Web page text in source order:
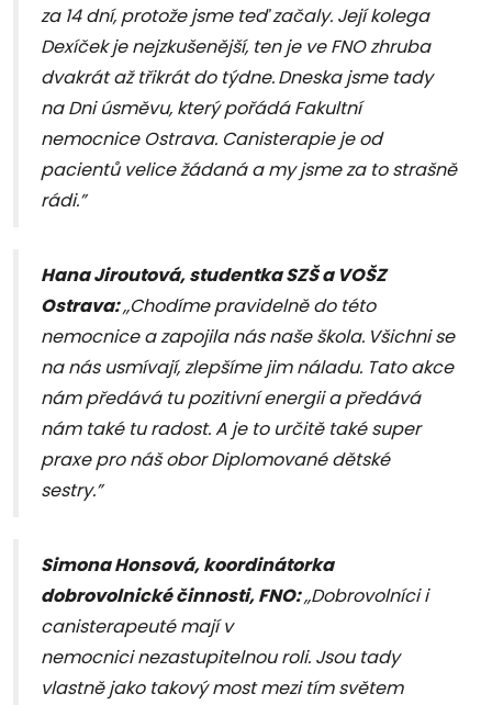
za 14 dní, protože jsme teď začaly. Její kolega
Dexíček je nejzkušenější, ten je ve FNO zhruba
dvakrát až třikrát do týdne.Dneska jsme tady
na Dni úsměvu, který pořádá Fakultní
nemocnice Ostrava. Canisterapie je od
pacientů velice žádanáa my jsme za to strašně
rádi.”
Hana Jiroutová,studentka SZŠ a VOŠZ
Ostrava:,,Chodíme pravidelně do této
nemocnice a zapojila nás naše škola. Všichni se
na nás usmívají, zlepšíme jim náladu. Tato akce
nám předává tu pozitivní energii a předává
nám také tu radost. A je to určitě také super
praxe pro náš obor Diplomované dětské
sestry.”
Simona Honsová, koordinátorka
dobrovolnické činnosti, FNO:,,Dobrovolníci i
canisterapeuté majív
nemocnicinezastupitelnou roli. Jsou tady
vlastně jako takový most mezi tím světem